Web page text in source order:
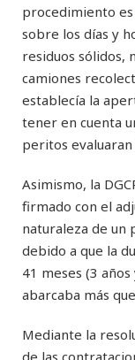
procedimiento
sobre los días y
residuos sólidos,
camiones
establecía la
tener en cuenta
peritos
Asimismo, la
firmado con el
naturaleza de un
debido a que la
41 meses (3
abarcaba más
Mediante la
de las